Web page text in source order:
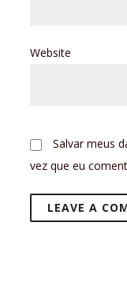
Website
Salvar meus
vez que eu